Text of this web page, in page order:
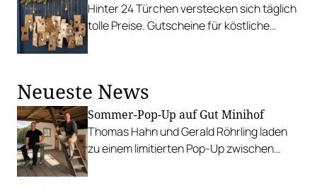
Hinter 24 Türchen verstecken sich täglich
tolle Preise. Gutscheine für köstliche
Neueste News
Sommer-Pop-Up auf Gut Minihof
Thomas Hahn und Gerald Röhrling laden
zu einem limitierten Pop-Up zwischen